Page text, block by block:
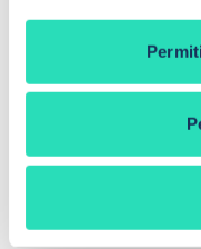
¿Se puede tener
Si baja el euríbor,
¿De qué depende
compensación